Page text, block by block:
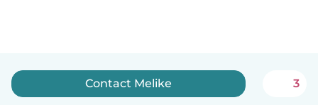
Contact Melike 3